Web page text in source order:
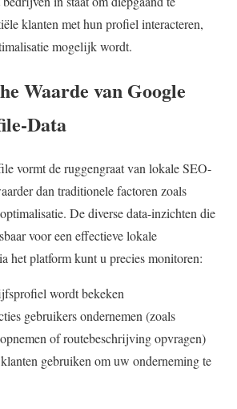
klanten met hun profiel interacteren,
mogelijk wordt.
Waarde van Google
Data
vormt de ruggengraat van lokale SEO-
dan traditionele factoren zoals
De diverse data-inzichten die
voor een effectieve lokale
het platform kunt u precies monitoren:
wordt bekeken
gebruikers ondernemen (zoals
of routebeschrijving opvragen)
gebruiken om uw onderneming te